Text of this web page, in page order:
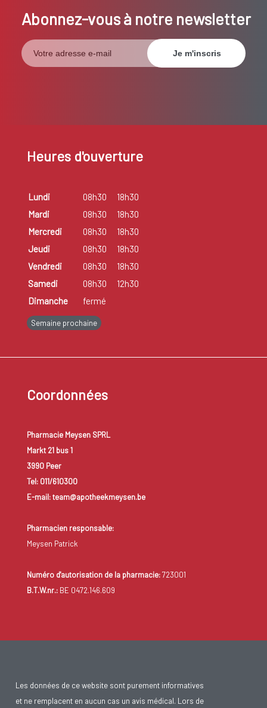
Abonnez-vous à notre newsletter
Heures d'ouverture
Lundi 08h30
18h30
Mardi
08h30
18h30
Mercredi
08h30
18h30
Jeudi
08h30
18h30
Vendredi
08h30
18h30
Samedi
08h30
12h30
Dimanche
fermé
Semaine prochaine
Coordonnées
Pharmacie Meysen SPRL
Markt 21 bus 1
3990 Peer
Tel: 011/610300
E-mail: team@apotheekmeysen.be
Pharmacien responsable:
Meysen Patrick
Numéro d'autorisation de la pharmacie:723001
B.T.W.nr.:BE 0472.146.609
Les données de ce website sont purement informatives
et ne remplacent en aucun cas un avis médical. Lors de